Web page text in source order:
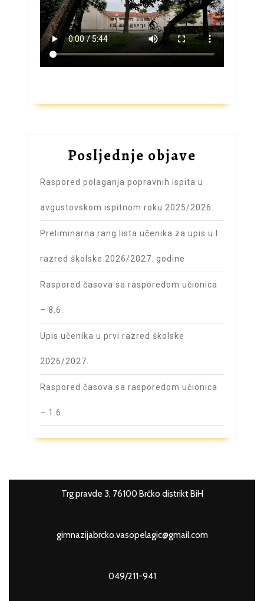
Posljednje objave
Raspored polaganja popravnih ispita u
avgustovskom ispitnom roku 2025/2026.
Preliminarna rang lista učenika za upis u I
razred školske 2026/2027. godine
Raspored časova sa rasporedom učionica
– 8.6.
Upis učenika u prvi razred školske
2026/2027.
Raspored časova sa rasporedom učionica
– 1.6.
Trg pravde 3, 76100 Brčko distrikt BiH
gimnazijabrcko.vasopelagic@gmail.com
049/211-941